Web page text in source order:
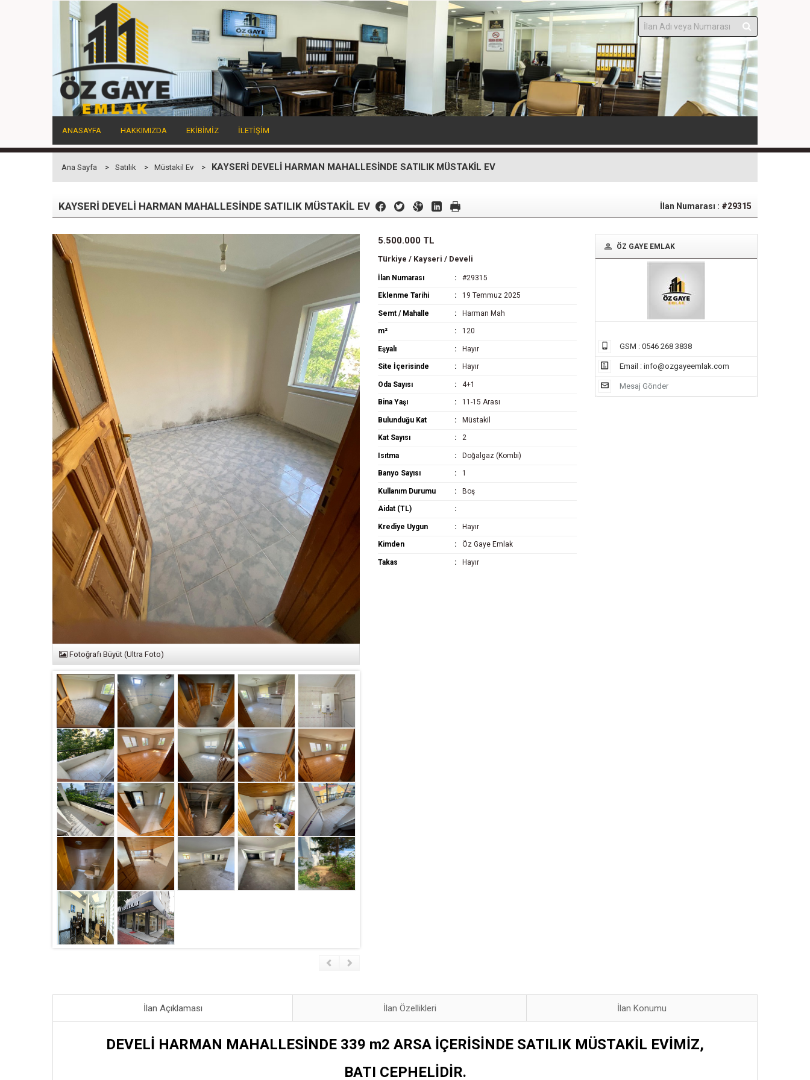
ANASAYFA HAKKIMIZDA EKİBİMİZ İLETİŞİM
Ana Sayfa Satılık Müstakil Ev KAYSERİ DEVELİ HARMAN MAHALLESİNDE SATILIK MÜSTAKİL EV
KAYSERİ DEVELİ HARMAN MAHALLESİNDE SATILIK MÜSTAKİL EV İlan Numarası : #29315
Fotoğrafı Büyüt (Ultra Foto)
5.500.000 TL
Türkiye / Kayseri / Develi
İlan Numarası #29315
Eklenme Tarihi 19 Temmuz 2025
Semt / Mahalle Harman Mah
m² 120
Eşyalı Hayır
Site İçerisinde Hayır
Oda Sayısı 4+1
Bina Yaşı 11-15 Arası
Bulunduğu Kat Müstakil
Kat Sayısı 2
Isıtma Doğalgaz (Kombi)
Banyo Sayısı 1
Kullanım Durumu Boş
Aidat (TL)
Krediye Uygun Hayır
Kimden Öz Gaye Emlak
Takas Hayır
ÖZ GAYE EMLAK
GSM : 0546 268 3838
Email : info@ozgayeemlak.com
Mesaj Gönder
İlan Açıklaması İlan Özellikleri İlan Konumu
DEVELİ HARMAN MAHALLESİNDE 339 m2 ARSA İÇERİSİNDE SATILIK MÜSTAKİL EVİMİZ,
BATI CEPHELİDİR.